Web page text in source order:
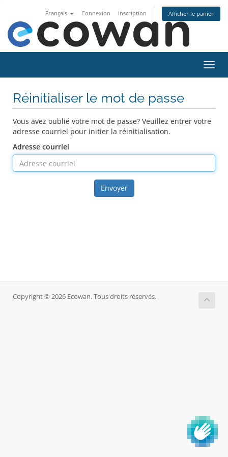
Français Connexion Inscription Afficher le panier
Réinitialiser le mot de passe
Vous avez oublié votre mot de passe? Veuillez entrer votre
adresse courriel pour initier la réinitialisation.
Adresse courriel
Envoyer
Copyright © 2026 Ecowan. Tous droits réservés.